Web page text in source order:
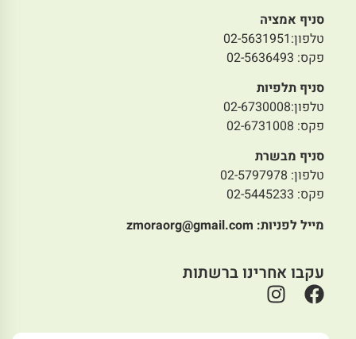
סניף אמציה
טלפון:02-5631951
פקס: 02-5636493
סניף תלפיות
טלפון:02-6730008
פקס: 02-6731008
סניף מבשרת
טלפון: 02-5797978
פקס: 02-5445233
מייל לפניות: zmoraorg@gmail.com
עקבו אחרינו ברשתות